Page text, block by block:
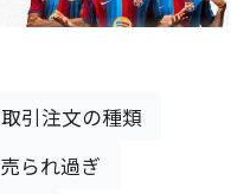
取引注文の種類
売られ過ぎ